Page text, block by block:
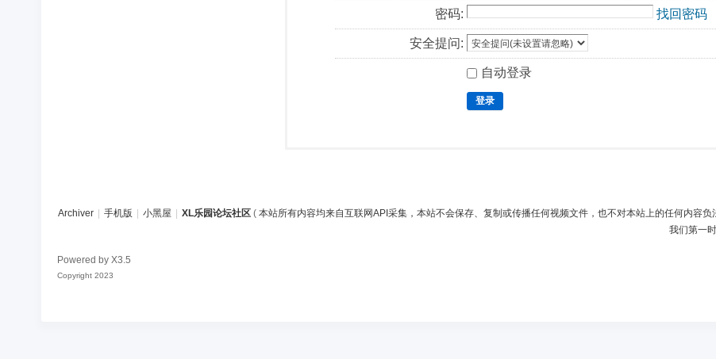
密码: 找回密码
安全提问:
自动登录
登录
Archiver 手机版 小黑屋 XL乐园论坛社区 ( 本站所有内容均来自互联网API采集，本站不会保存、复制或传播任何视频文件，也不对本站上的任何内容
我们第一
Powered by X3.5
Copyright 2023